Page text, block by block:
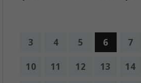
3 4 5 6 7
10 11 12 13 14